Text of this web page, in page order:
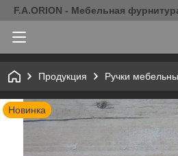
F.A.ORION - Мебельная
Продукция Ручки
Новинка